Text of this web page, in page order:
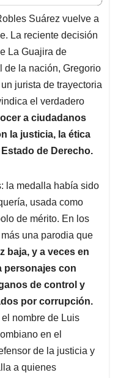
Suárez vuelve a
La reciente decisión
La Guajira de
de la nación, Gregorio
jurista de trayectoria
el verdadero
a ciudadanos
la justicia, la ética
de Derecho.
la medalla había sido
usada como
de mérito. En los
una parodia que
baja, y a veces en
personajes con
de control y
por corrupción.
nombre de Luis
en el
de la justicia y
a quienes